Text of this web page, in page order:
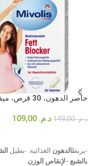
حاصر الدهون، 30 قرص، ميفوليس
د.م.149,00 د.م.
-يربطالدهون الغذائية. -يطيل
بالشبع -لإنقاص الوزن